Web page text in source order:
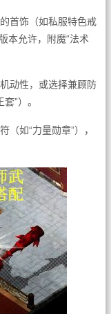
首饰（如私服特色戒
本允许，附魔“法术
动性，或选择兼顾防
”）。
如“力量勋章”），